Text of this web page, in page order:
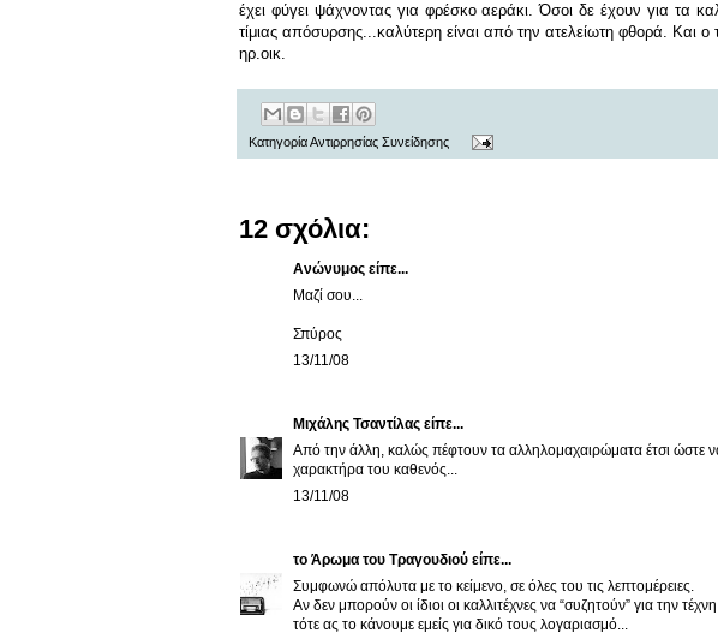
έχει φύγει ψάχνοντας για φρέσκο αεράκι. Όσοι δε έχουν για τα
τίμιας απόσυρσης...καλύτερη είναι από την ατελείωτη φθορά. Και ο
ηρ.οικ.
ΚατηγορίαΑντιρρησίας Συνείδησης
12 σχόλια:
Ανώνυμος είπε...
Μαζί σου...
Σπύρος
13/11/08
Μιχάλης Τσαντίλας είπε...
Από την άλλη, καλώς πέφτουν τα αλληλομαχαιρώματα έτσι ώστε να
χαρακτήρα του καθενός...
13/11/08
το Άρωμα του Τραγουδιού είπε...
Συμφωνώ απόλυτα με το κείμενο, σε όλες του τις λεπτομέρειες.
Αν δεν μπορούν οι ίδιοι οι καλλιτέχνες να “συζητούν” για την
τότε ας το κάνουμε εμείς για δικό τους λογαριασμό...